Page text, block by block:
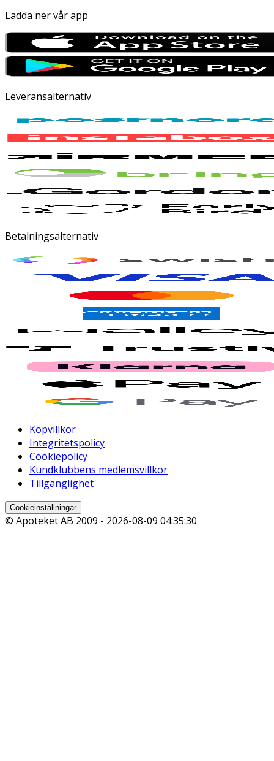
Ladda ner vår app
Leveransalternativ
Betalningsalternativ
Köpvillkor
Integritetspolicy
Cookiepolicy
Kundklubbens medlemsvillkor
Tillgänglighet
Cookieinställningar
© Apoteket AB 2009 - 2026-08-09 04:35:30